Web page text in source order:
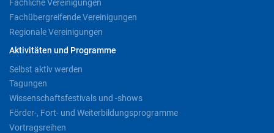
Fachliche Vereinigungen
Fachübergreifende Vereinigungen
Regionale Vereinigungen
Aktivitäten und Programme
Selbst aktiv werden
Tagungen
Wissenschaftsfestivals und -shows
Förder-, Fort- und Weiterbildungsprogramme
Vortragsreihen